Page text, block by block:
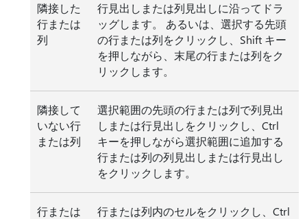
隣接した
行または
列
行見出しまたは列見出しに沿ってドラ
ッグします。 あるいは、選択する先頭
の行または列をクリックし、Shift キー
を押しながら、末尾の行または列をク
リックします。
隣接して
いない行
または列
選択範囲の先頭の行または列で列見出
しまたは行見出しをクリックし、Ctrl
キーを押しながら選択範囲に追加する
行または列の列見出しまたは行見出し
をクリックします。
行または
行または列内のセルをクリックし、Ctrl